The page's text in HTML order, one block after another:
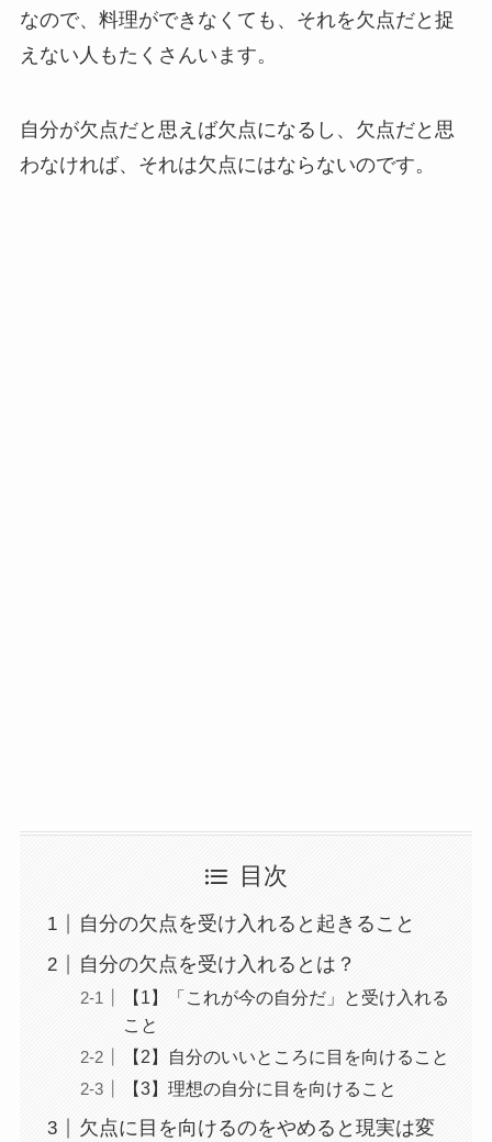
なので、料理ができなくても、それを欠点だと捉
えない人もたくさんいます。
自分が欠点だと思えば欠点になるし、欠点だと思
わなければ、それは欠点にはならないのです。
目次
自分の欠点を受け入れると起きること
自分の欠点を受け入れるとは？
【1】「これが今の自分だ」と受け入れる
こと
【2】自分のいいところに目を向けること
【3】理想の自分に目を向けること
欠点に目を向けるのをやめると現実は変